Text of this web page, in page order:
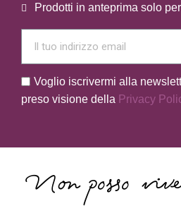
Prodotti in anteprima solo
Voglio iscrivermi alla
preso visione della Privacy
Non posso